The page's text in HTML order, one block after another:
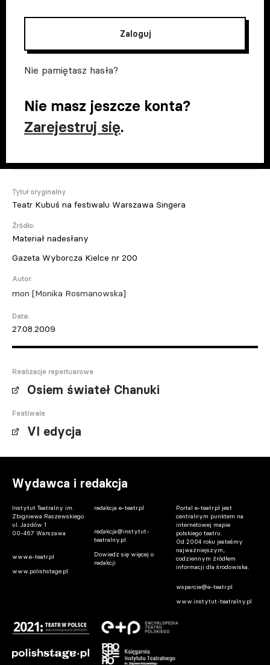
Zaloguj
Nie pamiętasz hasła?
Nie masz jeszcze konta?
Zarejestruj się.
Tytuł oryginalny
Teatr Kubuś na festiwalu Warszawa Singera
Źródło:
Materiał nadesłany
Gazeta Wyborcza Kielce nr 200
Autor:
mon [Monika Rosmanowska]
Data:
27.08.2009
Realizacje repertuarowe
Osiem świateł Chanuki
Festiwale
VI edycja
Wydawca i redakcja
Instytut Teatralny im.
Zbigniewa Raszewskiego
ul. Jazdów 1
00-467 Warszawa
www.e-teatr.pl
www.polishstage.pl
redakcja e-teatr.pl
redakcja@instytut-
teatralny.pl
Dowiedz się więcej o
redakcji
Portal e-teatr.pl jest
centralnym punktem na
internetowej mapie
polskiego teatru.
Od 2004 roku jesteśmy
najważniejszym,
codziennym źródłem
informacji dla środowiska.
wsparcie@e-teatr.pl
www.instytut-teatralny.pl